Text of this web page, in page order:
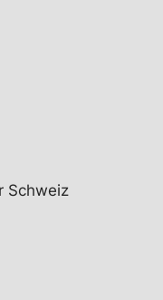
Schweiz